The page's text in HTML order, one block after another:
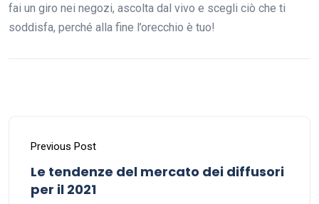
fai un giro nei negozi, ascolta dal vivo e scegli ciò che ti
soddisfa, perché alla fine l’orecchio è tuo!
Previous Post
Le tendenze del mercato dei diffusori
per il 2021